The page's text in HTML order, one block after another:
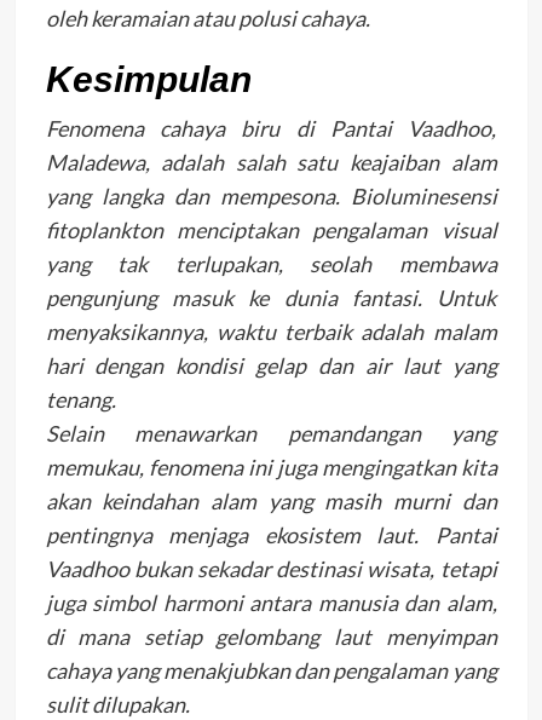
oleh keramaian atau polusi cahaya.
Kesimpulan
Fenomena cahaya biru di Pantai Vaadhoo,
Maladewa, adalah salah satu keajaiban alam
yang langka dan mempesona. Bioluminesensi
fitoplankton menciptakan pengalaman visual
yang tak terlupakan, seolah membawa
pengunjung masuk ke dunia fantasi. Untuk
menyaksikannya, waktu terbaik adalah malam
hari dengan kondisi gelap dan air laut yang
tenang.
Selain menawarkan pemandangan yang
memukau, fenomena ini juga mengingatkan kita
akan keindahan alam yang masih murni dan
pentingnya menjaga ekosistem laut. Pantai
Vaadhoo bukan sekadar destinasi wisata, tetapi
juga simbol harmoni antara manusia dan alam,
di mana setiap gelombang laut menyimpan
cahaya yang menakjubkan dan pengalaman yang
sulit dilupakan.